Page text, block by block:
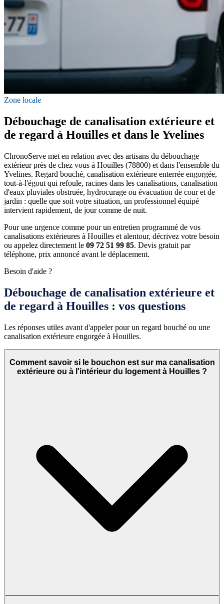
Zone locale
Débouchage de canalisation extérieure et
de regard à Houilles et dans le Yvelines
ChronoServe met en relation avec des artisans du débouchage
extérieur près de chez vous à Houilles (78800) et dans l'ensemble du
Yvelines. Regard bouché, canalisation extérieure enterrée engorgée,
tout-à-l'égout qui refoule, racines dans les canalisations, canalisation
d'eaux pluviales obstruée, hydrocurage ou évacuation de cour et de
jardin : quelle que soit votre situation, un professionnel équipé
intervient rapidement, de jour comme de nuit.
Pour une urgence comme pour un entretien programmé de vos
canalisations extérieures à Houilles et alentour, décrivez votre besoin
ou appelez directement le 09 72 51 99 85. Devis gratuit par
téléphone, prix annoncé avant le déplacement.
Besoin d'aide ?
Débouchage de canalisation extérieure et
de regard à Houilles : vos questions
Les réponses utiles avant d'appeler pour un regard bouché ou une
canalisation extérieure engorgée à Houilles.
Comment savoir si le bouchon est sur ma canalisation
extérieure ou à l'intérieur du logement à Houilles ?